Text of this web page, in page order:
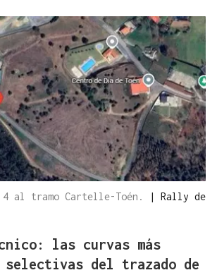
4 al tramo Cartelle-Toén. | Rally de
las curvas más
selectivas del trazado de